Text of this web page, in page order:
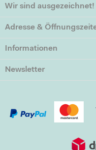
Wir sind ausgezeichnet!
Adresse &
Informationen
Newsletter